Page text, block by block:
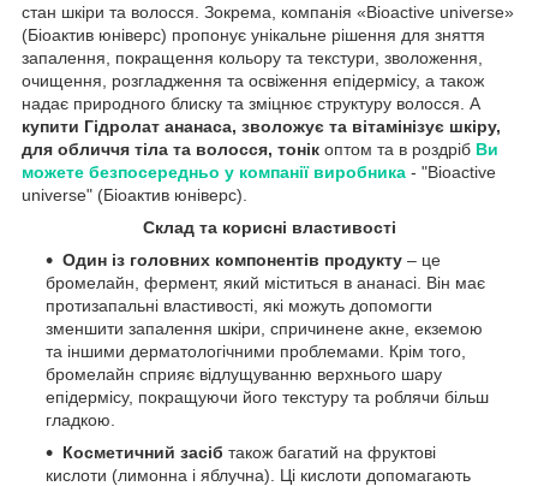
стан шкіри та волосся. Зокрема, компанія «Bioactive universe»
(Біоактив юніверс) пропонує унікальне рішення для зняття
запалення, покращення кольору та текстури, зволоження,
очищення, розгладження та освіження епідермісу, а також
надає природного блиску та зміцнює структуру волосся. А
купити Гідролат ананаса, зволожує та вітамінізує шкіру,
для обличчя тіла та волосся, тонік оптом та в роздріб Ви
можете безпосередньо у компанії виробника - "Bioactive
universe" (Біоактив юніверс).
Склад та корисні властивості
Один із головних компонентів продукту – це
бромелайн, фермент, який міститься в ананасі. Він має
протизапальні властивості, які можуть допомогти
зменшити запалення шкіри, спричинене акне, екземою
та іншими дерматологічними проблемами. Крім того,
бромелайн сприяє відлущуванню верхнього шару
епідермісу, покращуючи його текстуру та роблячи більш
гладкою.
Косметичний засіб також багатий на фруктові
кислоти (лимонна і яблучна). Ці кислоти допомагають